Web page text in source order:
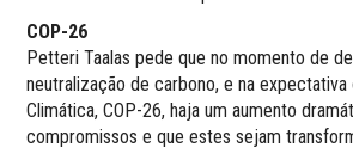
COP-26
Petteri Taalas pede que no momento de
neutralização de carbono, e na expectativa
Climática, COP-26, haja um aumento
compromissos e que estes sejam